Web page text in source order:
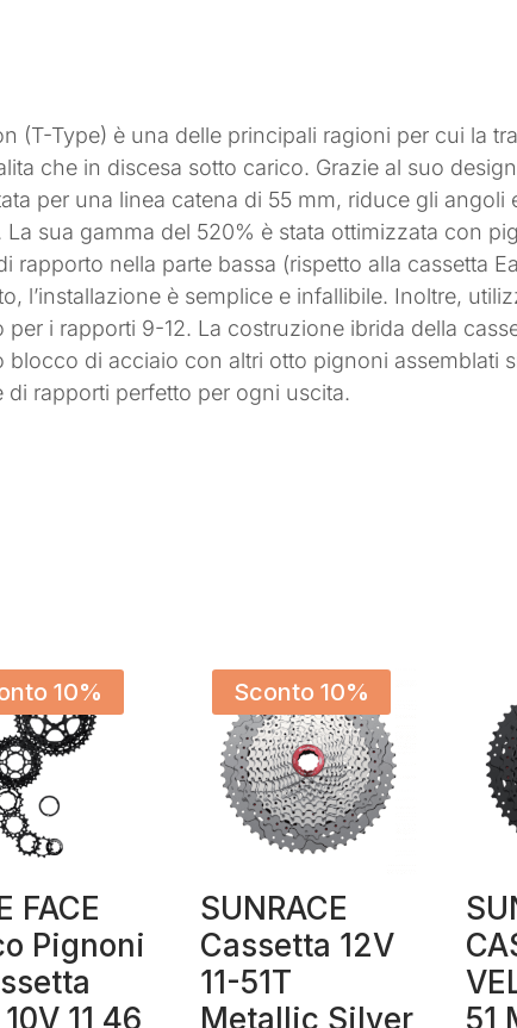
(T-Type) è una delle principali ragioni per cui la
che in discesa sotto carico. Grazie al suo
per una linea catena di 55 mm, riduce gli angoli
sua gamma del 520% è stata ottimizzata con
rapporto nella parte bassa (rispetto alla cassetta
l’installazione è semplice e infallibile. Inoltre,
i rapporti 9-12. La costruzione ibrida della
di acciaio con altri otto pignoni assemblati
rapporti perfetto per ogni uscita.
10%
FACE
Pignoni
11 46
Sconto 10%
SUNRACE
Cassetta 12V
11-51T
Metallic Silver
51